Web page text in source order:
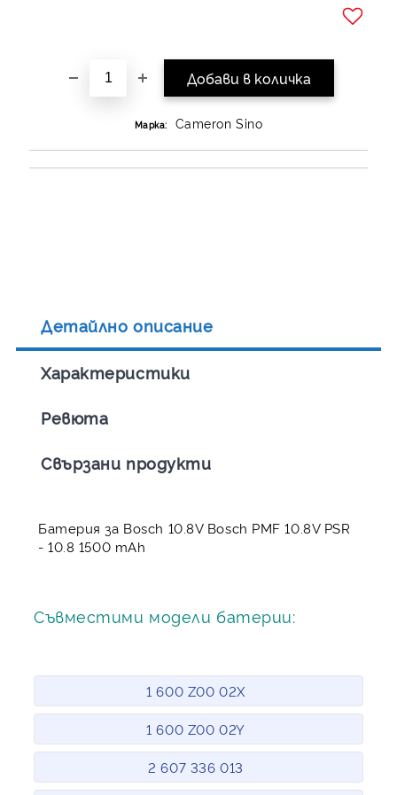
Марка: Cameron Sino
Детайлно описание
Характеристики
Ревюта
Свързани продукти
Батерия за Bosch 10.8V Bosch PMF 10.8V PSR
- 10.8 1500 mAh
Съвместими модели батерии:
1 600 Z00 02X
1 600 Z00 02Y
2 607 336 013